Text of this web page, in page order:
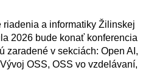
riadenia a informatiky Žilinskej
2026 bude konať konferencia
zaradené v sekciách: Open AI,
OSS, OSS vo vzdelávaní,